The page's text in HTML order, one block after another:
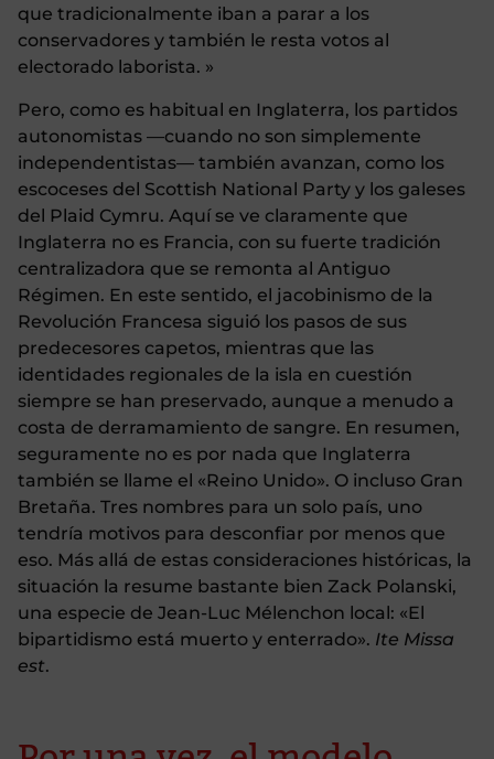
que tradicionalmente iban a parar a los
conservadores y también le resta votos al
electorado laborista. »
Pero, como es habitual en Inglaterra, los partidos
autonomistas —cuando no son simplemente
independentistas— también avanzan, como los
escoceses del Scottish National Party y los galeses
del Plaid Cymru. Aquí se ve claramente que
Inglaterra no es Francia, con su fuerte tradición
centralizadora que se remonta al Antiguo
Régimen. En este sentido, el jacobinismo de la
Revolución Francesa siguió los pasos de sus
predecesores capetos, mientras que las
identidades regionales de la isla en cuestión
siempre se han preservado, aunque a menudo a
costa de derramamiento de sangre. En resumen,
seguramente no es por nada que Inglaterra
también se llame el «Reino Unido». O incluso Gran
Bretaña. Tres nombres para un solo país, uno
tendría motivos para desconfiar por menos que
eso. Más allá de estas consideraciones históricas, la
situación la resume bastante bien Zack Polanski,
una especie de Jean-Luc Mélenchon local: «El
bipartidismo está muerto y enterrado». Ite Missa
est.